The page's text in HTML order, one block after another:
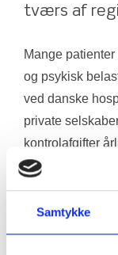
Samtykke
tværs af
Mange
og psykisk
ved danske
private
kontrolafgifter
forældre til syge
forlænge via
resulterer i
skaber